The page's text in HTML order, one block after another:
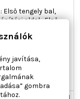
Első tengely bal,
oldal : Első
Külső menet [mm]
javítása,
gombra